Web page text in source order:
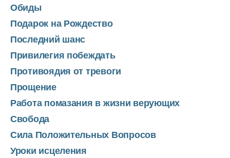
Обиды
Подарок на Рождество
Последний шанс
Привилегия побеждать
Противоядия от тревоги
Прощение
Работа помазания в жизни верующих
Свобода
Сила Положительных Вопросов
Уроки исцеления